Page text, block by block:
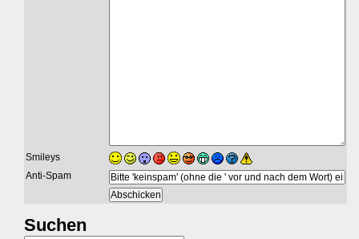
Smileys
Anti-Spam
Suchen